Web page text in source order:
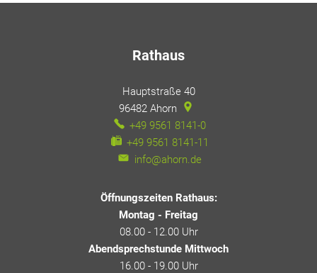
Rathaus
Hauptstraße 40
96482 Ahorn
+49 9561 8141-0
+49 9561 8141-11
info@ahorn.de
Öffnungszeiten Rathaus:
Montag - Freitag
08.00 - 12.00 Uhr
Abendsprechstunde Mittwoch
16.00 - 19.00 Uhr